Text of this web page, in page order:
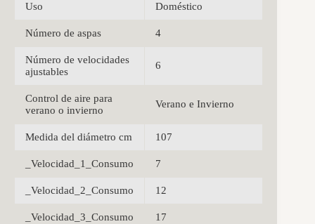
Uso Doméstico
Número de aspas 4
Número de velocidades
ajustables
6
Control de aire para
verano o invierno
Verano e Invierno
Medida del diámetro cm 107
_Velocidad_1_Consumo 7
_Velocidad_2_Consumo 12
_Velocidad_3_Consumo 17